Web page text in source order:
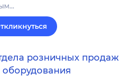
розничных продаж
оборудования